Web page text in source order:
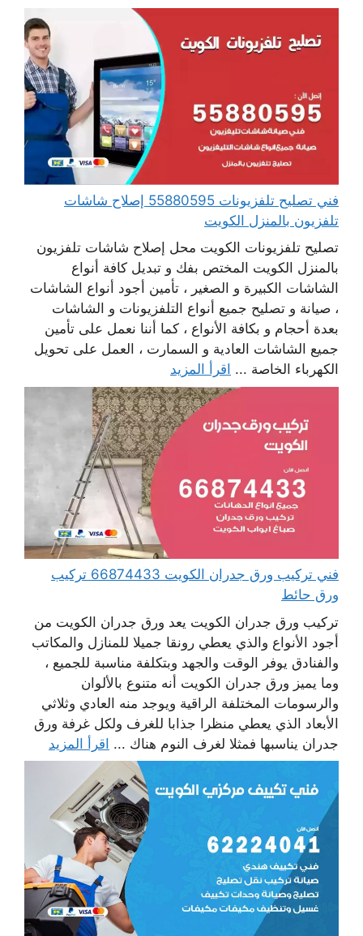
فني تصليح تلفزيونات 55880595 إصلاح شاشات
تلفزيون بالمنزل الكويت
تصليح تلفزيونات الكويت محل إصلاح شاشات تلفزيون
بالمنزل الكويت المختص بفك و تبديل كافة أنواع
الشاشات الكبيرة و الصغير ، تأمين أجود أنواع الشاشات
، صيانة و تصليح جميع أنواع التلفزيونات و الشاشات
بعدة أحجام و بكافة الأنواع ، كما أننا نعمل على تأمين
جميع الشاشات العادية و السمارت ، العمل على تحويل
الكهرباء الخاصة ... اقرأ المزيد
فني تركيب ورق جدران الكويت 66874433 تركيب
ورق حائط
تركيب ورق جدران الكويت يعد ورق جدران الكويت من
أجود الأنواع والذي يعطي رونقا جميلا للمنازل والمكاتب
والفنادق يوفر الوقت والجهد وبتكلفة مناسبة للجميع ،
وما يميز ورق جدران الكويت أنه متنوع بالألوان
والرسومات المختلفة الراقية ويوجد منه العادي وثلاثي
الأبعاد الذي يعطي منظرا جذابا للغرف ولكل غرفة ورق
جدران يناسبها فمثلا لغرف النوم هناك ... اقرأ المزيد